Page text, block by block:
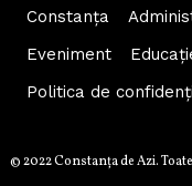
Constanța
Eveniment
Politica de
© 2022 Constanţa de Azi.